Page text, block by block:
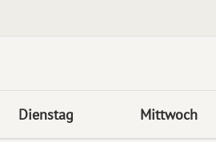
Dienstag Mittwoch